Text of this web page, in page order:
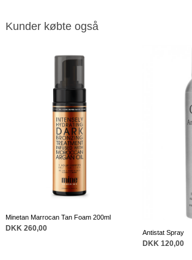
Kunder købte også
Minetan Marrocan Tan Foam 200ml
DKK 260,00 Antistat Spray
DKK 120,00